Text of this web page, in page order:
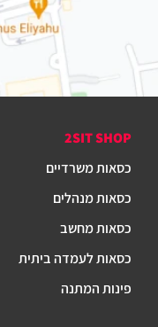
2SIT SHOP
כסאות משרדיים
כסאות מנהלים
כסאות מחשב
כסאות לעמדה ביתית
פינות המתנה